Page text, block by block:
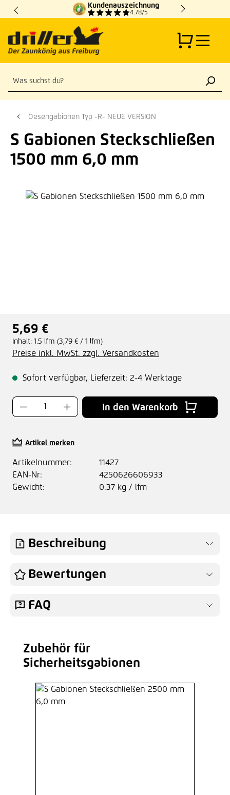
Zum Hauptinhalt springen
Kundenauszeichnung
4.78/5
Oesengabionen Typ -R- NEUE VERSION
S Gabionen Steckschließen
1500 mm 6,0 mm
Bildergalerie überspringen
Regulärer Preis:
5,69 €
Inhalt: 1.5 lfm (3,79 € / 1 lfm)
Preise inkl. MwSt. zzgl. Versandkosten
Sofort verfügbar, Lieferzeit: 2-4 Werktage
Produkt Anzahl: Gib den gewünschten
In den Warenkorb
Artikel merken
Artikelnummer:
11427
EAN-Nr:
4250626606933
Gewicht:
0.37 kg / lfm
Beschreibung
Bewertungen
FAQ
Produktgalerie überspringen
Zubehör für
Sicherheitsgabionen